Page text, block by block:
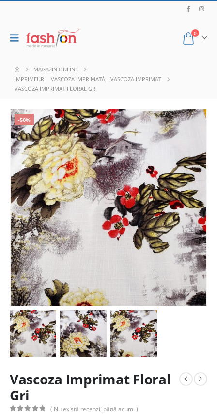
0
MAGAZIN ONLINE
IMPRIMEURI, VASCOZA IMPRIMATĂ, VASCOZA IMPRIMAT
VASCOZA IMPRIMAT FLORAL GRI
-50%
Vascoza Imprimat Floral
Gri
( Nu există recenzii până acum. )